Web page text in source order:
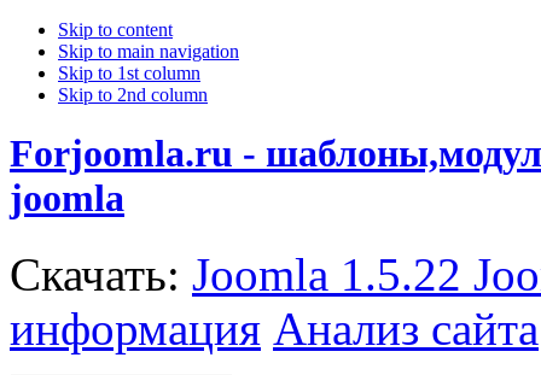
Skip to content
Skip to main navigation
Skip to 1st column
Skip to 2nd column
Forjoomla.ru -
joomla
Скачать: Joomla 1.5.22
информация Анализ сайта